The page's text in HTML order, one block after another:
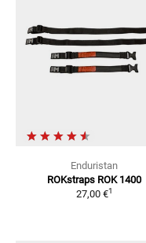
Enduristan
ROKstraps ROK 1400
27,00 €1